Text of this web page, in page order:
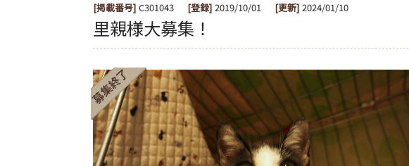
[掲載番号] C301043 [登録] 2019/10/01 [更新] 2024/01/10
里親様大募集！